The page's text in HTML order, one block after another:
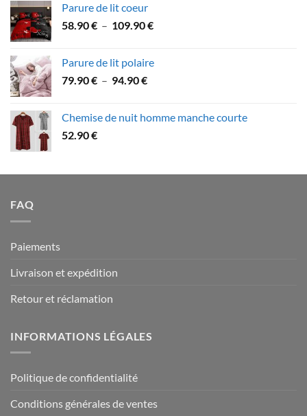
à
Parure de lit coeur
58.90€ – 109.90€Plage
58.90 €
Parure de lit polaire
79.90€ – 94.90€Plage
79.90 €
Chemise de nuit homme manche courte
52.90€
FAQ
Paiements
Livraison et expédition
Retour et réclamation
INFORMATIONS LÉGALES
Politique de confidentialité
Conditions générales de ventes